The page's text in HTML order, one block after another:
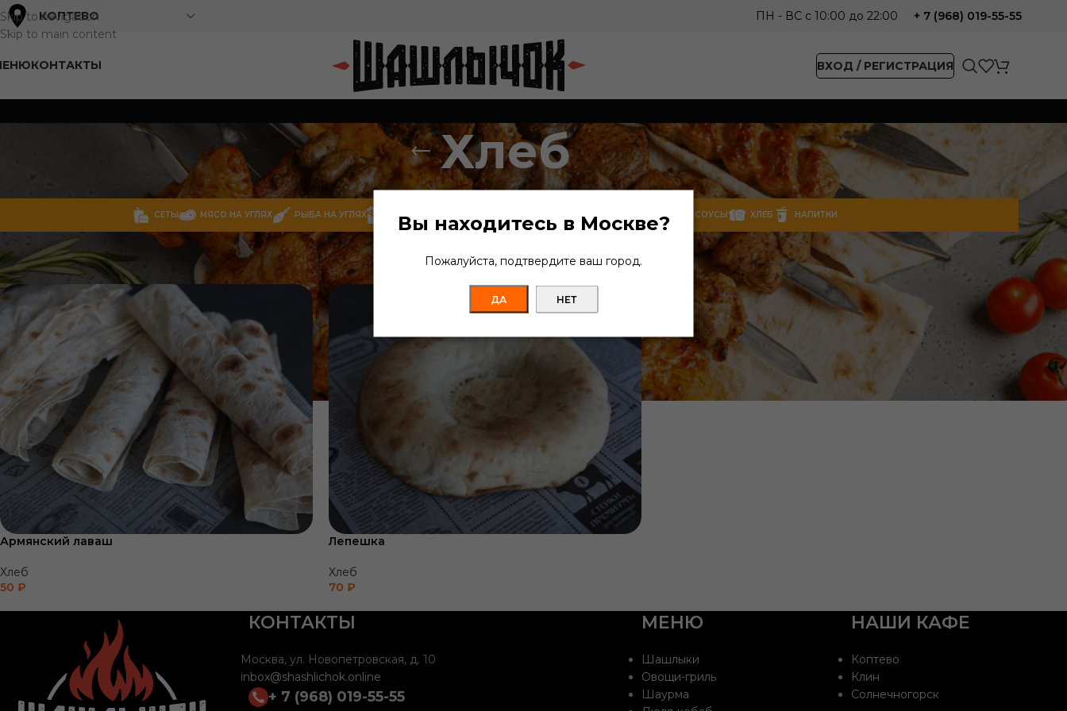
Skip to navigation
Skip to main content
КОПТЕВО ПН - ВС с 10:00 до 22:00 + 7 (968) 019-55-55
КОНТАКТЫ ВХОД / РЕГИСТРАЦИЯ
Хлеб
СЕТЫ МЯСО НА УГЛЯХ РЫБА НА УГЛЯХ ШАУРМА ОВОЩИ НА МАНГАЛЕ САЛАТЫ СОУСЫ ХЛЕБ НАПИТКИ
Армянский лаваш
Хлеб
50 ₽
Лепешка
Хлеб
70 ₽
КОНТАКТЫ
Москва, ул. Новопетровская, д. 10
inbox@shashlichok.online
+ 7 (968) 019-55-55
МЕНЮ
Шашлыки
Овощи-гриль
Шаурма
НАШИ КАФЕ
Коптево
Клин
Солнечногорск
Вы находитесь в Москве?
Пожалуйста, подтвердите ваш город.
ДА НЕТ